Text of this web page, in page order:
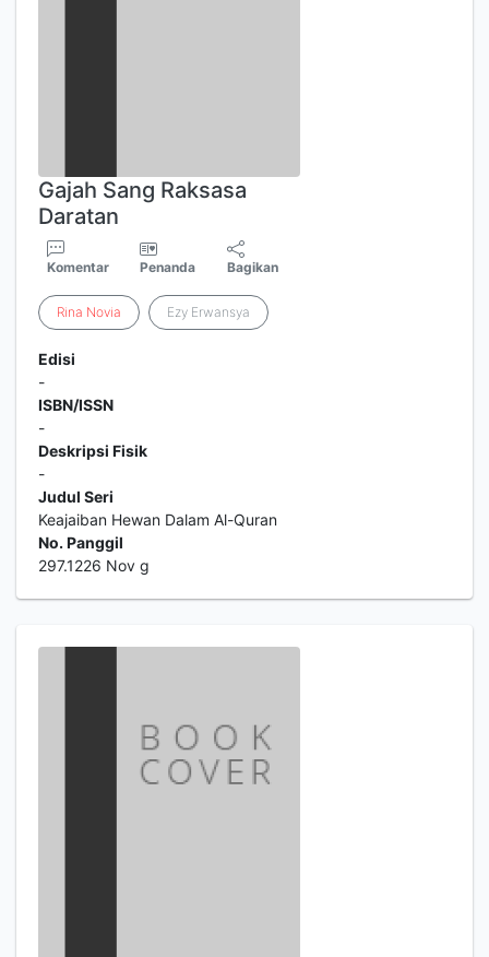
Gajah Sang Raksasa
Daratan
Komentar Penanda Bagikan
Rina Novia Ezy Erwansya
Edisi
-
ISBN/ISSN
-
Deskripsi Fisik
-
Judul Seri
Keajaiban Hewan Dalam Al-Quran
No. Panggil
297.1226 Nov g